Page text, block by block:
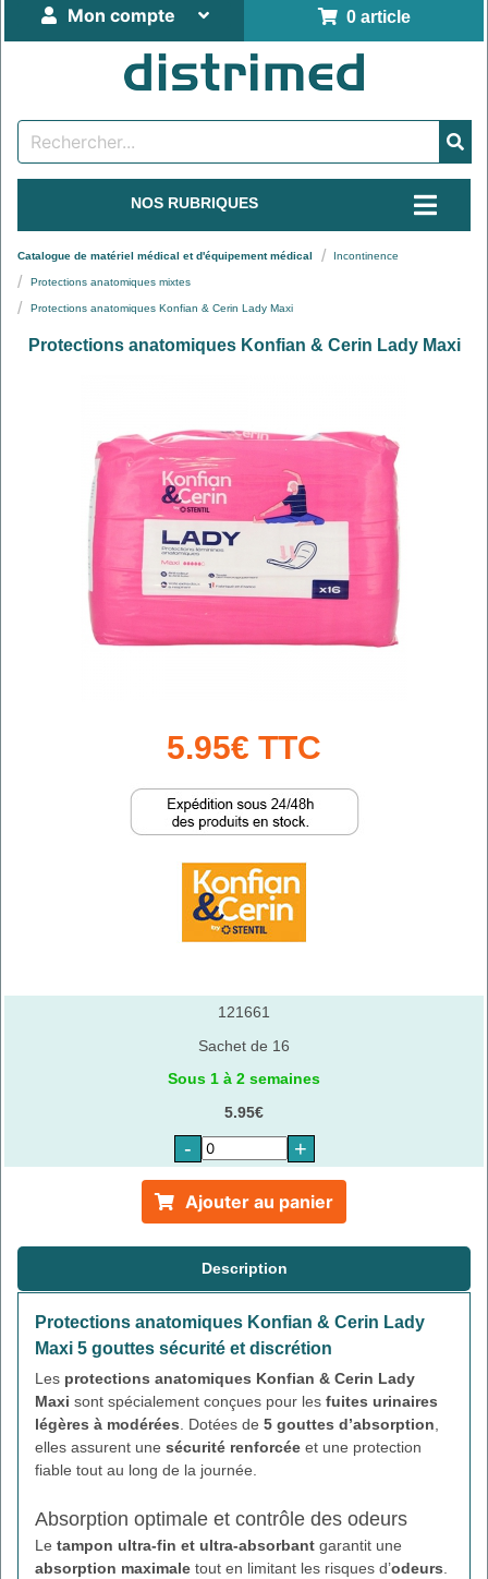
0 article
Mon compte
NOS RUBRIQUES
Catalogue de matériel médical et d'équipement médical Incontinence
Protections anatomiques mixtes
Protections anatomiques Konfian & Cerin Lady Maxi
Protections anatomiques Konfian & Cerin Lady Maxi
5.95€ TTC
121661
Sachet de 16
Sous 1 à 2 semaines
5.95€
- +
Ajouter au panier
Description
Protections anatomiques Konfian & Cerin Lady
Maxi 5 gouttes sécurité et discrétion
Les protections anatomiques Konfian & Cerin Lady
Maxi sont spécialement conçues pour les fuites urinaires
légères à modérées. Dotées de 5 gouttes d’absorption,
elles assurent une sécurité renforcée et une protection
fiable tout au long de la journée.
Absorption optimale et contrôle des odeurs
Le tampon ultra-fin et ultra-absorbant garantit une
absorption maximale tout en limitant les risques d’odeurs.